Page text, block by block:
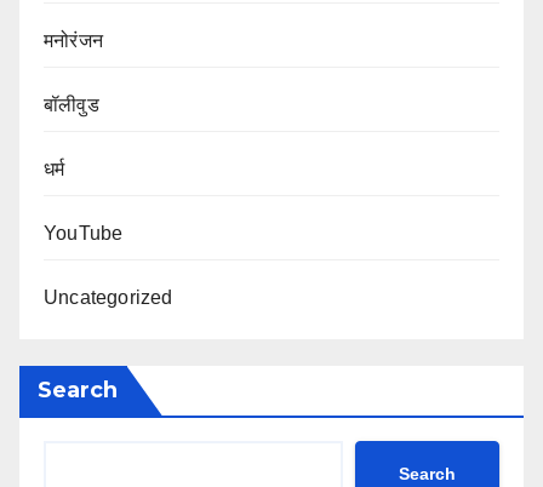
मनोरंजन
बॉलीवुड
धर्म
YouTube
Uncategorized
Search
Search